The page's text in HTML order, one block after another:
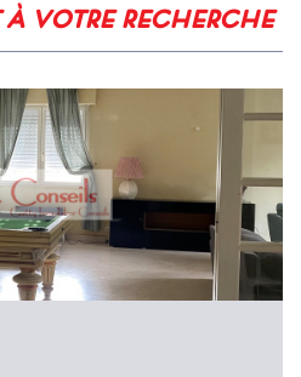
votre recherche